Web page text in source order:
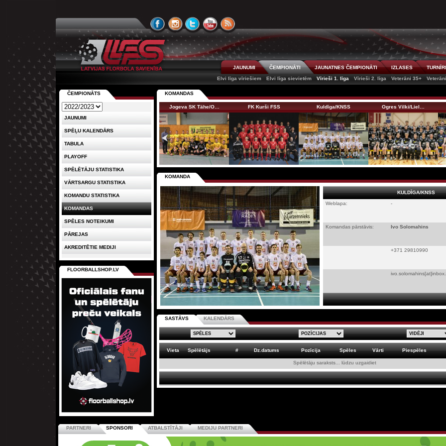
JAUNUMI ČEMPIONĀTI JAUNATNES ČEMPIONĀTI IZLASES TURNĪRI
Elvi līga vīriešiem
Elvi līga sievietēm Vīrieši 1. līga Vīrieši 2. līga Veterāni 35+
KOMANDAS
Jogeva SK Tähe/O… FK Kurši FSS Kuldīga/KNSS Ogres Vilki/Liel…
KOMANDA
KULDĪGA/KNSS
Weblapa:
-
Komandas pārstāvis: Ivo Solomahins
+371 29810990
SASTĀVS KALENDĀRS
Vieta Spēlētājs # Dz.datums Pozīcija Spēles Vārti Piespēles
Spēlētāju saraksts... lūdzu uzgaidiet
ČEMPIONĀTS
JAUNUMI
SPĒĻU KALENDĀRS
TABULA
PLAYOFF
SPĒLĒTĀJU STATISTIKA
VĀRTSARGU STATISTIKA
KOMANDU STATISTIKA
KOMANDAS
SPĒLES NOTEIKUMI
PĀREJAS
AKREDITĒTIE MEDIJI
FLOORBALLSHOP.LV
PARTNERI SPONSORI ATBALSTĪTĀJI MEDIJU PARTNERI